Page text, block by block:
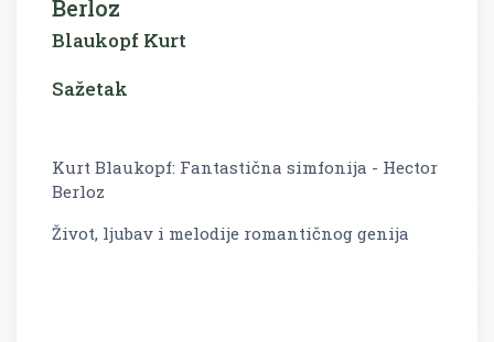
Berloz
Blaukopf Kurt
Sažetak
Kurt Blaukopf: Fantastična simfonija - Hector
Berloz
Život, ljubav i melodije romantičnog genija